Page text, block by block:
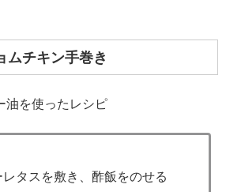
チキン手巻き
油を使ったレシピ
タスを敷き、酢飯をのせる